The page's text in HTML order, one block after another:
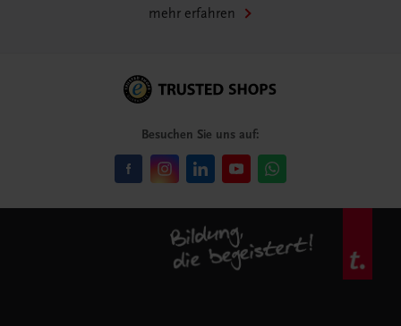
mehr erfahren
Besuchen Sie uns auf: